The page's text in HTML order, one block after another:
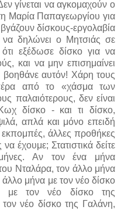
γίνεται να αγκομαχούν ο
Μαρία Παπαγεωργίου για
δίσκους-εργολαβία
να δηλώνει ο Μητσιάς σε
ότι εξέδωσε δίσκο για να
και να μην επισημαίνει
βοηθάνε αυτόν! Χάρη τους
από το «χάσμα των
παλαιότερους, δεν είναι
δίσκο - και τι δίσκο,
απλά και μόνο επειδή
εκπομπές, άλλες προθήκες
έχουμε; Στατιστικά δείτε
Αν τον ένα μήνα
Νταλάρα, τον άλλο μήνα
μήνα με τον νέο δίσκο
με τον νέο δίσκο της
νέο δίσκο της Γαλάνη,